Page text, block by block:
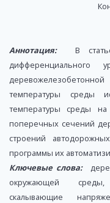
Аннотация:В статье
дифференциального
температуры среды
температуры среды
поперечных сечений
строений
программы их
Ключевые слова:
окружающей среды,
скалывающие